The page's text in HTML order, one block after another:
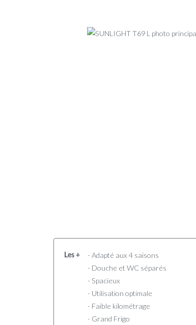
Les +
- Adapté aux 4 saisons
- Douche et WC séparés
- Spacieux
- Utilisation optimale
- Faible kilométrage
- Grand Frigo